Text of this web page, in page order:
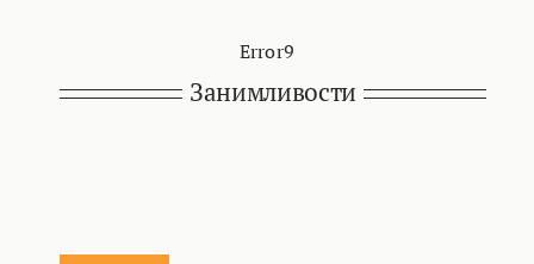
Error9
Занимливости